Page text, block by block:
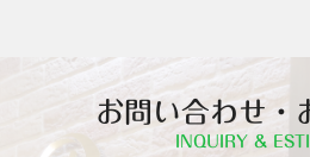
お問い合わせ・
INQUIRY &